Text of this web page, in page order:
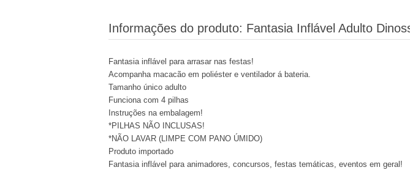
Informações do produto: Fantasia Inflável Adulto
Fantasia inflável para arrasar nas festas!
Acompanha macacão em poliéster e ventilador á bateria.
Tamanho único adulto
Funciona com 4 pilhas
Instruções na embalagem!
*PILHAS NÃO INCLUSAS!
*NÃO LAVAR (LIMPE COM PANO ÚMIDO)
Produto importado
Fantasia inflável para animadores, concursos, festas temáticas, eventos em geral!